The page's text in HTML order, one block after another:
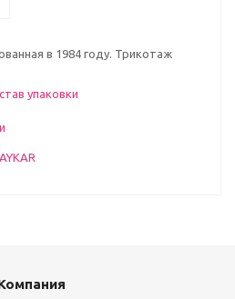
в 1984 году. Трикотаж
упаковки